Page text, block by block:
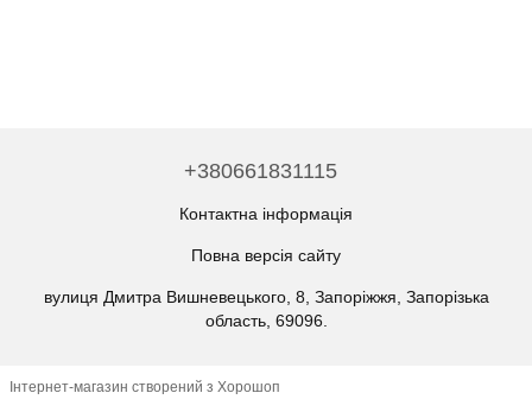
+380661831115
Контактна інформація
Повна версія сайту
вулиця Дмитра Вишневецького, 8, Запоріжжя, Запорізька
область, 69096.
Інтернет-магазин створений з Хорошоп